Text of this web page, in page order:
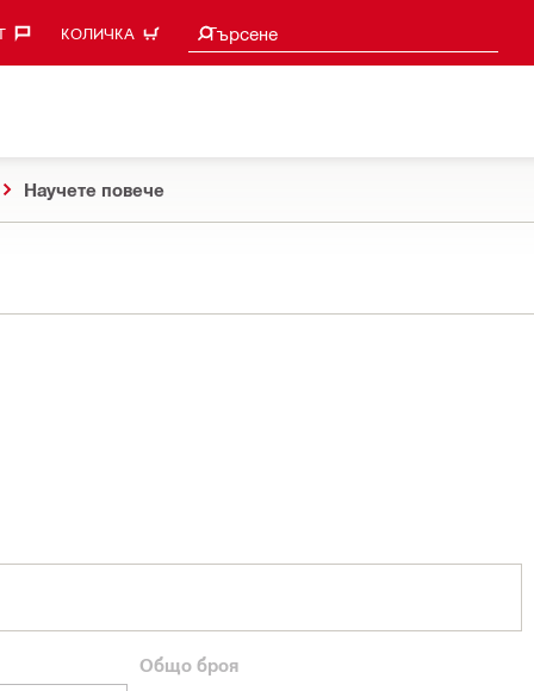
КОЛИЧКА Търсене
Търси предложения
Научете повече
Общо броя